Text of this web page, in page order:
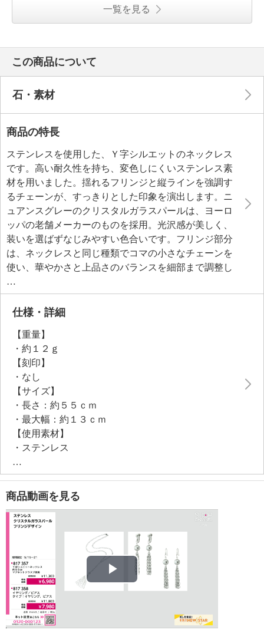
一覧を見る
この商品について
石・素材
商品の特長
ステンレスを使用した、Ｙ字シルエットのネックレス
です。高い耐久性を持ち、変色しにくいステンレス素
材を用いました。揺れるフリンジと縦ラインを強調す
るチェーンが、すっきりとした印象を演出します。ニ
ュアンスグレーのクリスタルガラスパールは、ヨーロ
ッパの老舗メーカーのものを採用。光沢感が美しく、
装いを選ばずなじみやすい色合いです。フリンジ部分
は、ネックレスと同じ種類でコマの小さなチェーンを
使い、華やかさと上品さのバランスを細部まで調整し
て仕上げました。着脱が楽なマグネットクラスプ仕様
です。
仕様・詳細
【重量】
・約１２ｇ
【刻印】
・なし
【サイズ】
・長さ：約５５ｃｍ
・最大幅：約１３ｃｍ
【使用素材】
・ステンレス
【使用（取扱い）上の注意】
＜マグネットを使用した商品について＞
・ペースメーカーなど医療用電気機器をご使用の方は
絶対に使用しないでください。
・金属アレルギーの方はご使用を避けてください。
・万が一高電圧機や電圧線を扱う場合は、必ずはずし
・磁気カードや磁気ディスクなど磁気記録物を扱う場
合は磁気部分に近づけないようにご注意ください。
・幼いお子様の手の届かないところに保管ください。
【その他】
・個体差あり
商品動画を見る
Play